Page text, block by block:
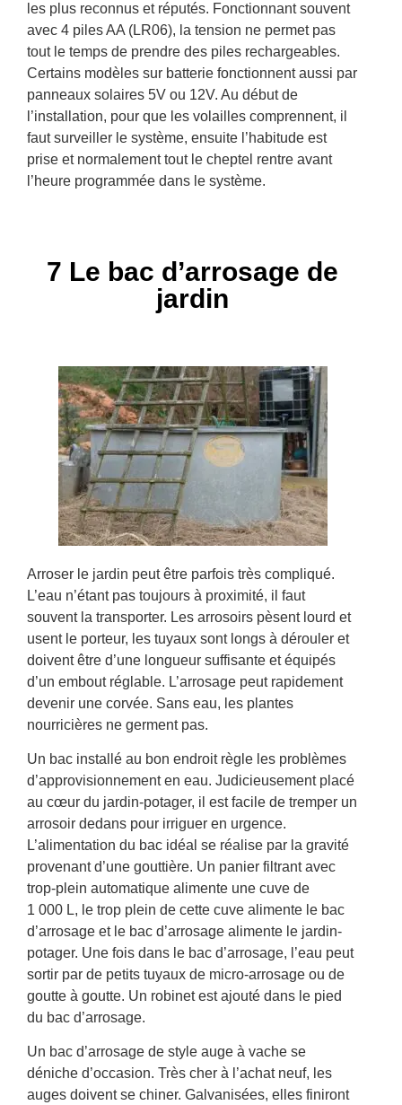
les plus reconnus et réputés. Fonctionnant souvent
avec 4 piles AA (LR06), la tension ne permet pas
tout le temps de prendre des piles rechargeables.
Certains modèles sur batterie fonctionnent aussi par
panneaux solaires 5V ou 12V. Au début de
l’installation, pour que les volailles comprennent, il
faut surveiller le système, ensuite l’habitude est
prise et normalement tout le cheptel rentre avant
l’heure programmée dans le système.
7 Le bac d’arrosage de
jardin
Arroser le jardin peut être parfois très compliqué.
L’eau n’étant pas toujours à proximité, il faut
souvent la transporter. Les arrosoirs pèsent lourd et
usent le porteur, les tuyaux sont longs à dérouler et
doivent être d’une longueur suffisante et équipés
d’un embout réglable. L’arrosage peut rapidement
devenir une corvée. Sans eau, les plantes
nourricières ne germent pas.
Un bac installé au bon endroit règle les problèmes
d’approvisionnement en eau. Judicieusement placé
au cœur du jardin-potager, il est facile de tremper un
arrosoir dedans pour irriguer en urgence.
L’alimentation du bac idéal se réalise par la gravité
provenant d’une gouttière. Un panier filtrant avec
trop-plein automatique alimente une cuve de
1 000 L, le trop plein de cette cuve alimente le bac
d’arrosage et le bac d’arrosage alimente le jardin-
potager. Une fois dans le bac d’arrosage, l’eau peut
sortir par de petits tuyaux de micro-arrosage ou de
goutte à goutte. Un robinet est ajouté dans le pied
du bac d’arrosage.
Un bac d’arrosage de style auge à vache se
déniche d’occasion. Très cher à l’achat neuf, les
auges doivent se chiner. Galvanisées, elles finiront